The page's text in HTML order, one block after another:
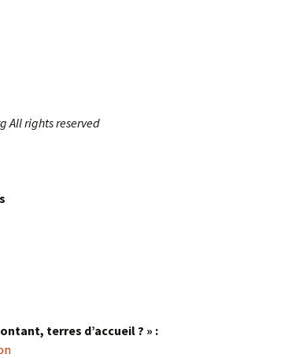
All rights reserved
terres d’accueil ? » :